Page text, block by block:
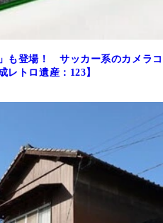
も登場！ サッカー系のカメラコ
レトロ遺産：123】